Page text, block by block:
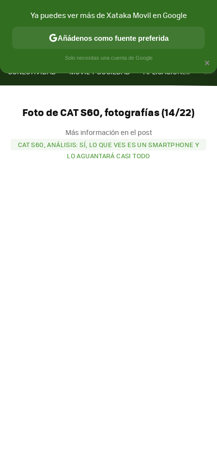
CONECTIVIDAD MÓVIL Y SOCIEDAD APLICACIONES
Foto de CAT S60, fotografías (14/22)
Más información en el post
CAT S60, ANÁLISIS: SÍ, LO QUE VES ES UN SMARTPHONE Y
LO AGUANTARÁ CASI TODO
×
Ya puedes ver más de Xataka Movil en Google
Añádenos como fuente preferida
Solo necesitas una cuenta de Google